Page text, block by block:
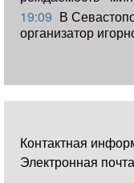
19:09 В
организатор
Контактная
Электронная